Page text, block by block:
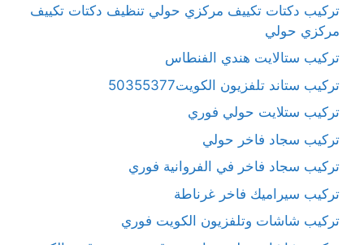
تركيب دكتات تكييف مركزي حولي تنظيف دكتات تكييف
مركزي حولي
تركيب ستالايت هندي الفنطاس
تركيب ستاند تلفزيون الكويت50355377
تركيب ستلايت حولي فوري
تركيب سجاد فاخر حولي
تركيب سجاد فاخر في الفروانية فوري
تركيب سيراميك فاخر غرناطة
تركيب شاشات وتلفزيون الكويت فوري